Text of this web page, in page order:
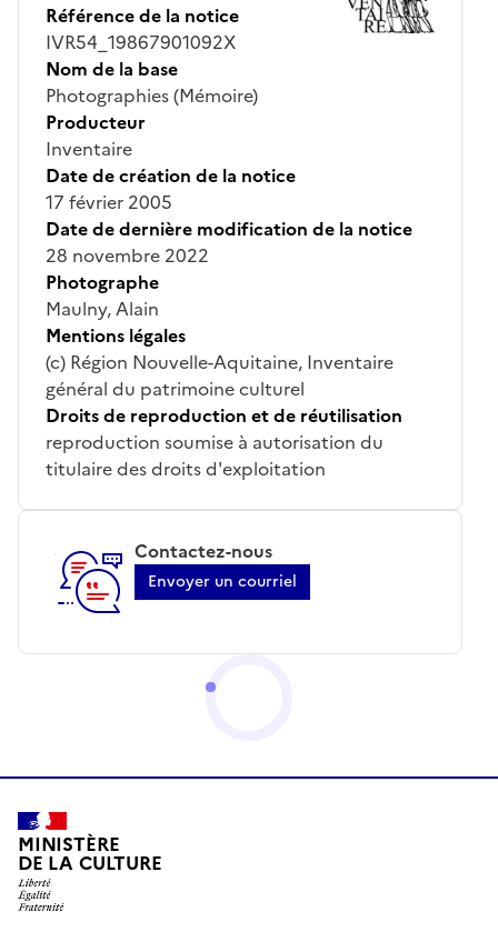
Référence de la notice
IVR54_19867901092X
Nom de la base
Photographies (Mémoire)
Producteur
Inventaire
Date de création de la notice
17 février 2005
Date de dernière modification de la notice
28 novembre 2022
Photographe
Maulny, Alain
Mentions légales
(c) Région Nouvelle-Aquitaine, Inventaire
général du patrimoine culturel
Droits de reproduction et de réutilisation
reproduction soumise à autorisation du
titulaire des droits d'exploitation
Contactez-nous
Envoyer un courriel
MINISTÈRE
DE LA CULTURE